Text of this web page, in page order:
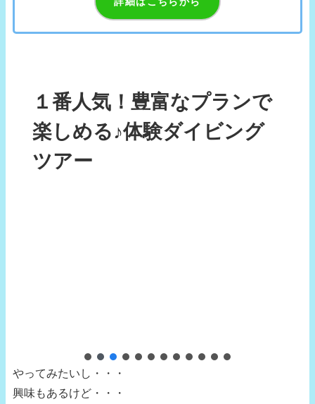
１番人気！豊富なプランで
楽しめる♪体験ダイビング
ツアー
やってみたいし・・・
興味もあるけど・・・